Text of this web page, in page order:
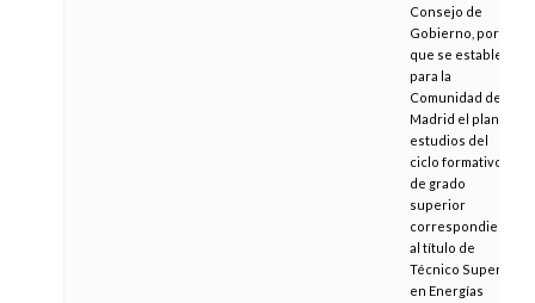
Consejo de
Gobierno, por el
que se establece
para la
Comunidad de
Madrid el plan de
estudios del
ciclo formativo
de grado
superior
correspondiente
al título de
Técnico Superior
en Energías